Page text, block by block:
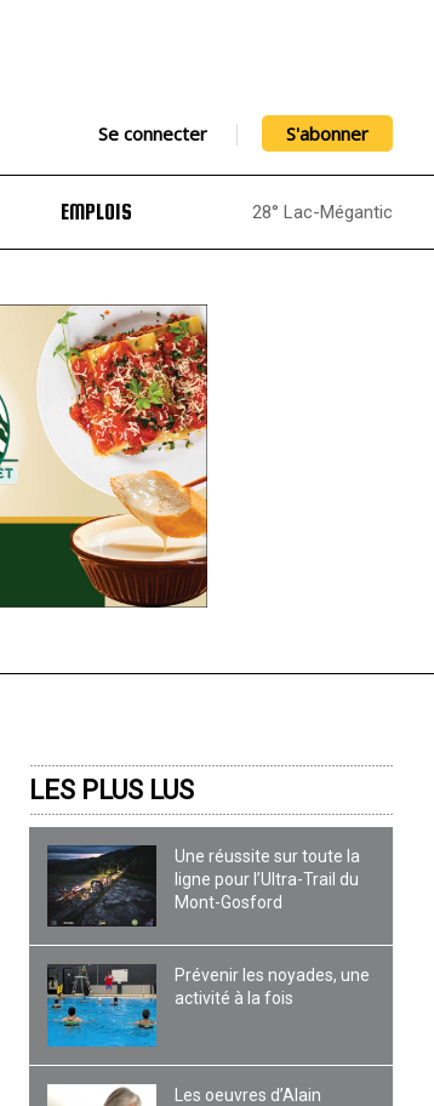
Se connecter S'abonner
EMPLOIS 28° Lac-Mégantic
LES PLUS LUS
Une réussite sur toute la
ligne pour l’Ultra-Trail du
Mont-Gosford
Prévenir les noyades, une
activité à la fois
Les oeuvres d’Alain